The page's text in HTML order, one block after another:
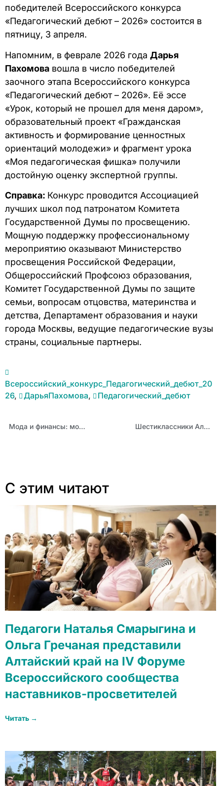
победителей Всероссийского конкурса
«Педагогический дебют – 2026» состоится в
пятницу, 3 апреля.
Напомним, в феврале 2026 года Дарья
Пахомова вошла в число победителей
заочного этапа Всероссийского конкурса
«Педагогический дебют – 2026». Её эссе
«Урок, который не прошел для меня даром»,
образовательный проект «Гражданская
активность и формирование ценностных
ориентаций молодежи» и фрагмент урока
«Моя педагогическая фишка» получили
достойную оценку экспертной группы.
Справка: Конкурс проводится Ассоциацией
лучших школ под патронатом Комитета
Государственной Думы по просвещению.
Мощную поддержку профессиональному
мероприятию оказывают Министерство
просвещения Российской Федерации,
Общероссийский Профсоюз образования,
Комитет Государственной Думы по защите
семьи, вопросам отцовства, материнства и
детства, Департамент образования и науки
города Москвы, ведущие педагогические вузы
страны, социальные партнеры.
Всероссийский_конкурс_Педагогический_дебют_20
26, ДарьяПахомова, Педагогический_дебют
Мода и финансы: молодёжь формирует новый потребительский рынок Шестиклассники Алтайского края открыли «Новые математические горизонты»
С этим читают
Педагоги Наталья Смарыгина и
Ольга Гречаная представили
Алтайский край на IV Форуме
Всероссийского сообщества
наставников-просветителей
Читать →